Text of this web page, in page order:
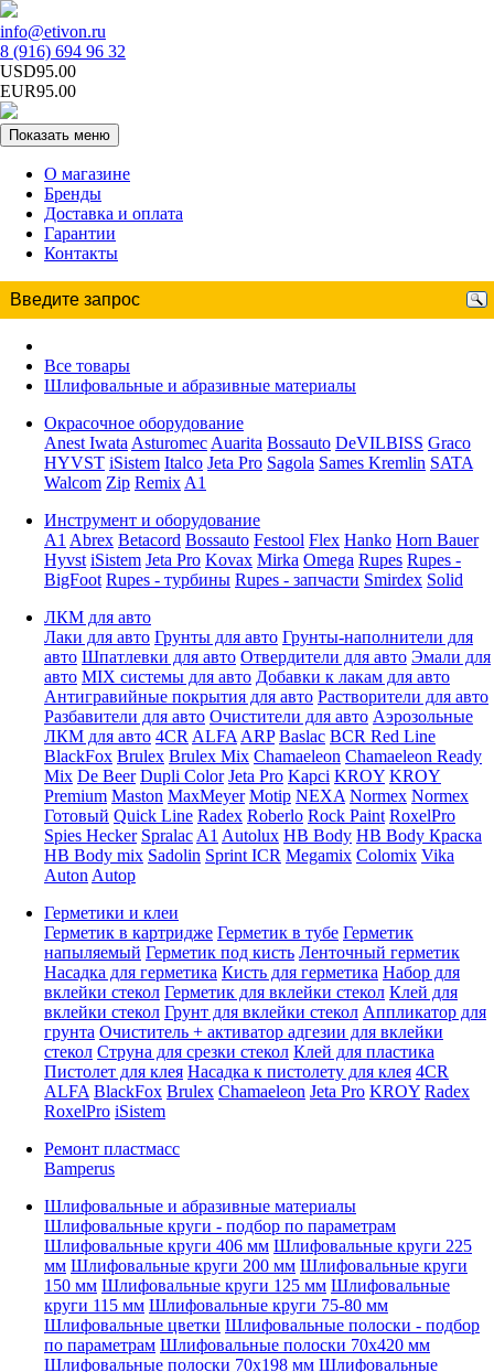
info@etivon.ru
8 (916) 694 96 32
USD95.00
EUR95.00
Показать меню
О магазине
Бренды
Доставка и оплата
Гарантии
Контакты
Все товары
Шлифовальные и абразивные материалы
Окрасочное оборудование
Anest Iwata Asturomec Auarita Bossauto DeVILBISS Graco
HYVST iSistem Italco Jeta Pro Sagola Sames Kremlin SATA
Walcom Zip Remix A1
Инструмент и оборудование
A1 Abrex Betacord Bossauto Festool Flex Hanko Horn Bauer
Hyvst iSistem Jeta Pro Kovax Mirka Omega Rupes Rupes -
BigFoot Rupes - турбины Rupes - запчасти Smirdex Solid
ЛКМ для авто
Лаки для авто Грунты для авто Грунты-наполнители для
авто Шпатлевки для авто Отвердители для авто Эмали для
авто MIX системы для авто Добавки к лакам для авто
Антигравийные покрытия для авто Растворители для авто
Разбавители для авто Очистители для авто Аэрозольные
ЛКМ для авто 4CR ALFA ARP Baslac BCR Red Line
BlackFox Brulex Brulex Mix Chamaeleon Chamaeleon Ready
Mix De Beer Dupli Color Jeta Pro Kapci KROY KROY
Premium Maston MaxMeyer Motip NEXA Normex Normex
Готовый Quick Line Radex Roberlo Rock Paint RoxelPro
Spies Hecker Spralac A1 Autolux HB Body HB Body Краска
HB Body mix Sadolin Sprint ICR Megamix Colomix Vika
Auton Autop
Герметики и клеи
Герметик в картридже Герметик в тубе Герметик
напыляемый Герметик под кисть Ленточный герметик
Насадка для герметика Кисть для герметика Набор для
вклейки стекол Герметик для вклейки стекол Клей для
вклейки стекол Грунт для вклейки стекол Аппликатор для
грунта Очиститель + активатор адгезии для вклейки
стекол Струна для срезки стекол Клей для пластика
Пистолет для клея Насадка к пистолету для клея 4CR
ALFA BlackFox Brulex Chamaeleon Jeta Pro KROY Radex
RoxelPro iSistem
Ремонт пластмасс
Bamperus
Шлифовальные и абразивные материалы
Шлифовальные круги - подбор по параметрам
Шлифовальные круги 406 мм Шлифовальные круги 225
мм Шлифовальные круги 200 мм Шлифовальные круги
150 мм Шлифовальные круги 125 мм Шлифовальные
круги 115 мм Шлифовальные круги 75-80 мм
Шлифовальные цветки Шлифовальные полоски - подбор
по параметрам Шлифовальные полоски 70x420 мм
Шлифовальные полоски 70x198 мм Шлифовальные